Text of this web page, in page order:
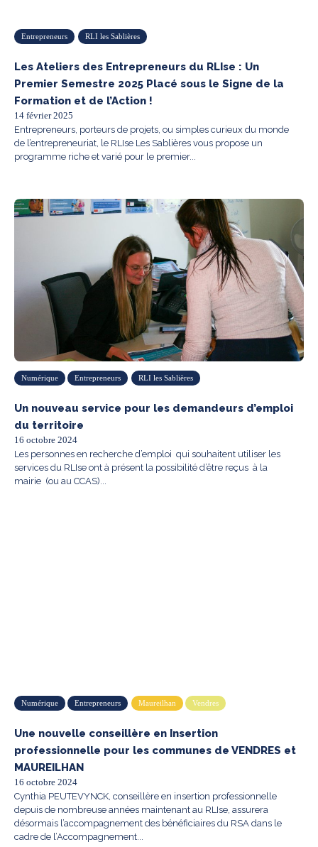
Entrepreneurs RLI les Sablières
Les Ateliers des Entrepreneurs du RLIse : Un
Premier Semestre 2025 Placé sous le Signe de la
Formation et de l’Action !
14 février 2025
Entrepreneurs, porteurs de projets, ou simples curieux du monde
de l’entrepreneuriat, le RLIse Les Sablières vous propose un
programme riche et varié pour le premier...
Numérique Entrepreneurs RLI les Sablières
Un nouveau service pour les demandeurs d’emploi
du territoire
16 octobre 2024
Les personnes en recherche d’emploi qui souhaitent utiliser les
services du RLIse ont à présent la possibilité d’être reçus à la
mairie (ou au CCAS)...
Numérique Entrepreneurs Maureilhan Vendres
Une nouvelle conseillère en Insertion
professionnelle pour les communes de VENDRES et
MAUREILHAN
16 octobre 2024
Cynthia PEUTEVYNCK, conseillère en insertion professionnelle
depuis de nombreuse années maintenant au RLIse, assurera
désormais l’accompagnement des bénéficiaires du RSA dans le
cadre de l’Accompagnement...